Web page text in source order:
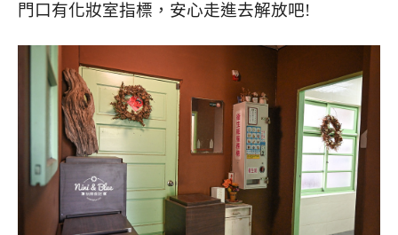
門口有化妝室指標，安心走進去解放吧!